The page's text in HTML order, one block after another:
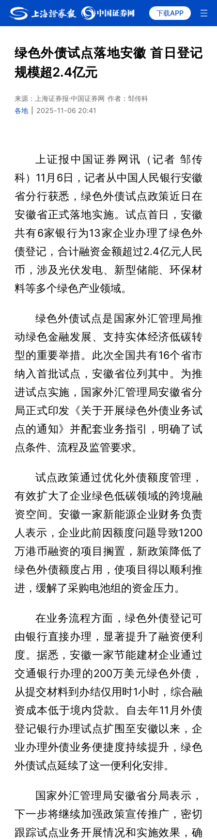
下载APP
绿色外债试点落地安徽 首日登记
规模超2.4亿元
来源：上海证券报·中国证券网 作者：邹传科
各地
2025-11-06 20:41
上证报中国证券网讯（记者 邹传
科）11月6日，记者从中国人民银行安徽
省分行获悉，绿色外债试点政策近日在
安徽省正式落地实施。试点首日，安徽
共有6家银行为13家企业办理了绿色外
债登记，合计融资金额超过2.4亿元人民
币，涉及光伏发电、新型储能、环保材
料等多个绿色产业领域。
绿色外债试点是国家外汇管理局推
动绿色金融发展、支持实体经济低碳转
型的重要举措。此次全国共有16个省市
纳入首批试点，安徽省位列其中。为推
进试点实施，国家外汇管理局安徽省分
局正式印发《关于开展绿色外债业务试
点的通知》并配套业务指引，明确了试
点条件、流程及监管要求。
试点政策通过优化外债额度管理，
有效扩大了企业绿色低碳领域的跨境融
资空间。安徽一家新能源企业财务负责
人表示，企业此前因额度问题导致1200
万港币融资的项目搁置，新政策降低了
绿色外债额度占用，使项目得以顺利推
进，缓解了采购电池组的资金压力。
在业务流程方面，绿色外债登记可
由银行直接办理，显著提升了融资便利
度。据悉，安徽一家节能建材企业通过
交通银行办理的200万美元绿色外债，
从提交材料到办结仅用时1小时，综合融
资成本低于境内贷款。自去年11月外债
登记银行办理试点扩围至安徽以来，企
业办理外债业务便捷度持续提升，绿色
外债试点延续了这一便利化安排。
国家外汇管理局安徽省分局表示，
下一步将继续加强政策宣传推广，密切
跟踪试点业务开展情况和实施效果，确